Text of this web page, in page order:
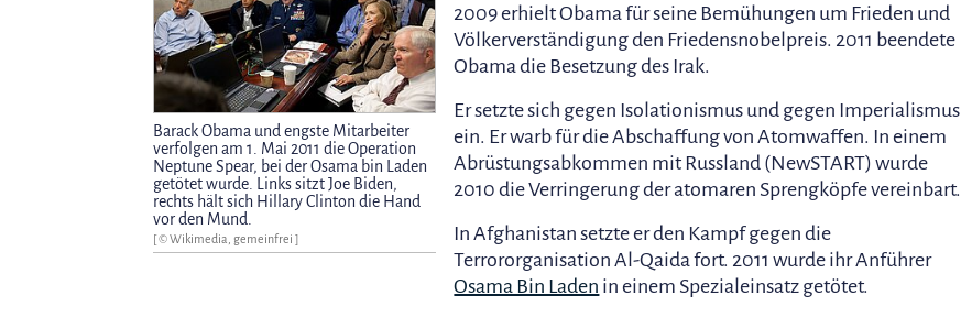
Barack Obama und engste Mitarbeiter
verfolgen am 1. Mai 2011 die Operation
Neptune Spear, bei der Osama bin Laden
getötet wurde. Links sitzt Joe Biden,
rechts hält sich Hillary Clinton die Hand
vor den Mund.
[ © Wikimedia, gemeinfrei ]
2009 erhielt Obama für seine Bemühungen um Frieden und
Völkerverständigung den Friedensnobelpreis. 2011 beendete
Obama die Besetzung des Irak.
Er setzte sich gegen Isolationismus und gegen Imperialismus
ein. Er warb für die Abschaffung von Atomwaffen. In einem
Abrüstungsabkommen mit Russland (NewSTART) wurde
2010 die Verringerung der atomaren Sprengköpfe vereinbart.
In Afghanistan setzte er den Kampf gegen die
Terrororganisation Al-Qaida fort. 2011 wurde ihr Anführer
Osama Bin Laden in einem Spezialeinsatz getötet.